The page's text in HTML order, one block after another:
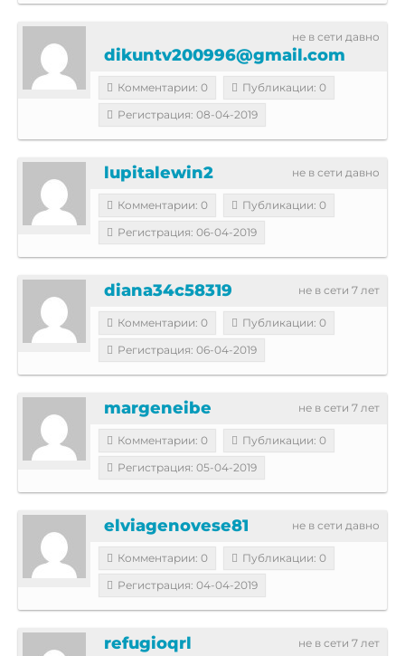
не в сети давно
dikuntv200996@gmail.com
Комментарии: 0
Публикации: 0
Регистрация: 08-04-2019
не в сети давно
lupitalewin2
Комментарии: 0
Публикации: 0
Регистрация: 06-04-2019
не в сети 7 лет
diana34c58319
Комментарии: 0
Публикации: 0
Регистрация: 06-04-2019
не в сети 7 лет
margeneibe
Комментарии: 0
Публикации: 0
Регистрация: 05-04-2019
не в сети давно
elviagenovese81
Комментарии: 0
Публикации: 0
Регистрация: 04-04-2019
не в сети 7 лет
refugioqrl